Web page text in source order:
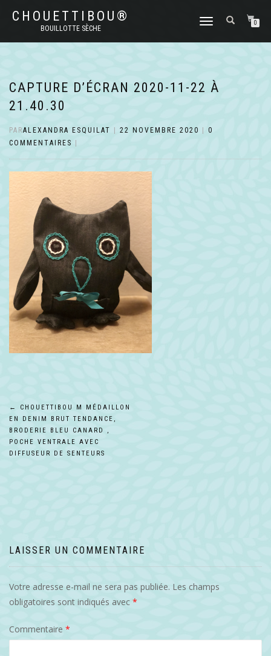
CHOUETTIBOU®
BOUILLOTTE SÈCHE
DÉPLIER
NAVIGATION
0
CAPTURE D’ÉCRAN 2020-11-22 À
21.40.30
PARALEXANDRA ESQUILAT 22 NOVEMBRE 2020
0
COMMENTAIRES
Navigation
de
←
CHOUETTIBOU M MÉDAILLON
EN DENIM BRUT TENDANCE,
BRODERIE BLEU CANARD ,
POCHE VENTRALE AVEC
DIFFUSEUR DE SENTEURS
LAISSER UN COMMENTAIRE
Votre adresse e-mail ne sera pas publiée. Les champs
obligatoires sont indiqués avec *
Commentaire *